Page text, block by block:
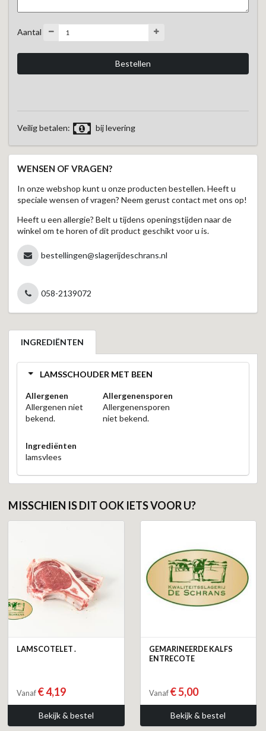
Aantal
Veilig betalen: bij levering
WENSEN OF VRAGEN?
In onze webshop kunt u onze producten bestellen. Heeft u
speciale wensen of vragen? Neem gerust contact met ons op!
Heeft u een allergie? Belt u tijdens openingstijden naar de
winkel om te horen of dit product geschikt voor u is.
bestellingen@slagerijdeschrans.nl
058-2139072
INGREDIËNTEN
LAMSSCHOUDER MET BEEN
Allergenen
Allergenen niet
bekend.
Allergenensporen
Allergenensporen
niet bekend.
Ingrediënten
lamsvlees
MISSCHIEN IS DIT OOK IETS VOOR U?
LAMSCOTELET .
Vanaf € 4,19
Bekijk & bestel
GEMARINEERDE KALFS
ENTRECOTE
Vanaf € 5,00
Bekijk & bestel